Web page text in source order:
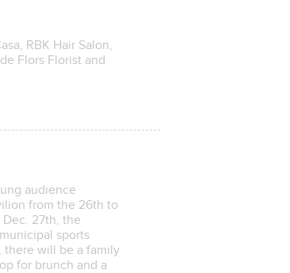
RBK Hair Salon,
Flors Florist and
audience
from the 26th to
27th, the
sports
there will be a family
for brunch and a